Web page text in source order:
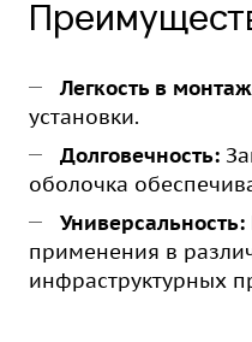
Легкость в
установки.
Долговечность:
оболочка
Универсальность:
применения в
инфраструктурных